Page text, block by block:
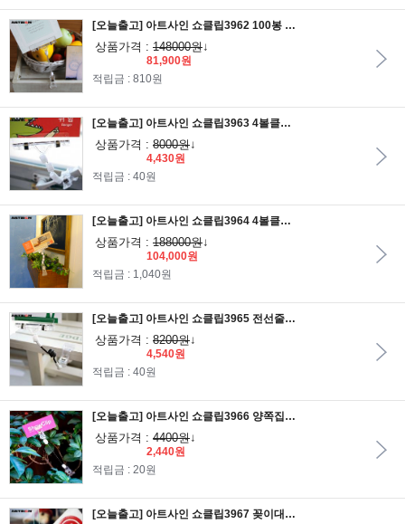
[오늘출고] 아트사인 쇼클립3962 100봉 클립집게대 50개입/메모꽂이/알림판/안내판/가격표/알림판/POP집게/POP클립
상품가격 : 148000원↓
81,900원
적립금 : 810원
[오늘출고] 아트사인 쇼클립3963 4볼클립 집게대 2개입/메모꽂이/알림판/안내판/가격표/알림판/POP집게/POP클립
상품가격 : 8000원↓
4,430원
적립금 : 40원
[오늘출고] 아트사인 쇼클립3964 4볼클립 집게대 50개입/메모꽂이/알림판/안내판/가격표/알림판/POP집게/POP클립
상품가격 : 188000원↓
104,000원
적립금 : 1,040원
[오늘출고] 아트사인 쇼클립3965 전선줄 클립집게대/메모꽂이/알림판/안내판/가격표/알림판/POP집게/POP클립
상품가격 : 8200원↓
4,540원
적립금 : 40원
[오늘출고] 아트사인 쇼클립3966 양쪽집게중 100철사봉/메모꽂이/알림판/안내판/가격표/알림판/POP집게/POP클립
상품가격 : 4400원↓
2,440원
적립금 : 20원
[오늘출고] 아트사인 쇼클립3967 꽂이대 집게중/메모꽂이/알림판/안내판/가격표/알림판/POP집게/POP클립